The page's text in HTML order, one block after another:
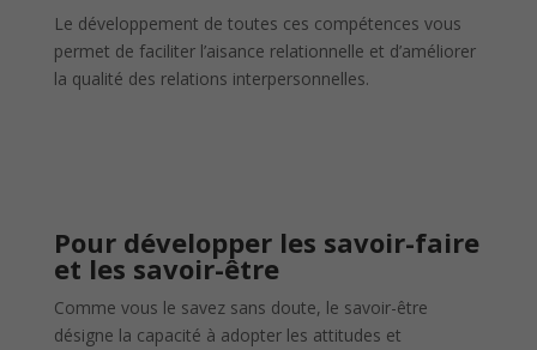
Le développement de toutes ces compétences vous
permet de faciliter l’aisance relationnelle et d’améliorer
la qualité des relations interpersonnelles.
Pour développer les savoir-faire
et les savoir-être
Comme vous le savez sans doute, le savoir-être
désigne la capacité à adopter les attitudes et